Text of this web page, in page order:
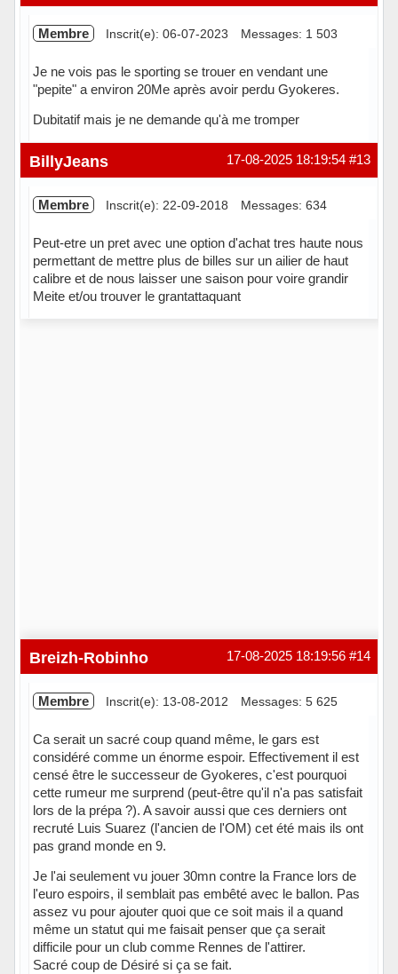
Membre Inscrit(e): 06-07-2023 Messages: 1 503
Je ne vois pas le sporting se trouer en vendant une
"pepite" a environ 20Me après avoir perdu Gyokeres.
Dubitatif mais je ne demande qu'à me tromper
Hors ligne #13
17-08-2025 18:19:54
BillyJeans
Membre Inscrit(e): 22-09-2018 Messages: 634
Peut-etre un pret avec une option d'achat tres haute nous
permettant de mettre plus de billes sur un ailier de haut
calibre et de nous laisser une saison pour voire grandir
Meite et/ou trouver le grantattaquant
#14
17-08-2025 18:19:56
Breizh-Robinho
Membre Inscrit(e): 13-08-2012 Messages: 5 625
Ca serait un sacré coup quand même, le gars est
considéré comme un énorme espoir. Effectivement il est
censé être le successeur de Gyokeres, c'est pourquoi
cette rumeur me surprend (peut-être qu'il n'a pas satisfait
lors de la prépa ?). A savoir aussi que ces derniers ont
recruté Luis Suarez (l'ancien de l'OM) cet été mais ils ont
pas grand monde en 9.
Je l'ai seulement vu jouer 30mn contre la France lors de
l'euro espoirs, il semblait pas embêté avec le ballon. Pas
assez vu pour ajouter quoi que ce soit mais il a quand
même un statut qui me faisait penser que ça serait
difficile pour un club comme Rennes de l'attirer.
Sacré coup de Désiré si ça se fait.